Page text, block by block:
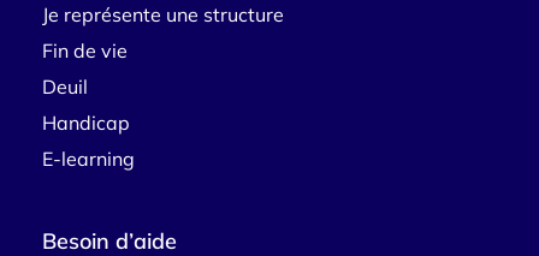
Je représente une structure
Fin de vie
Deuil
Handicap
E-learning
Besoin d’aide